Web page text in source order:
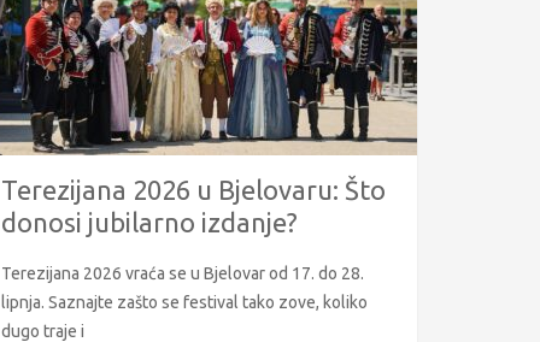
Terezijana 2026 u Bjelovaru: Što
donosi jubilarno izdanje?
Terezijana 2026 vraća se u Bjelovar od 17. do 28.
lipnja. Saznajte zašto se festival tako zove, koliko
dugo traje i